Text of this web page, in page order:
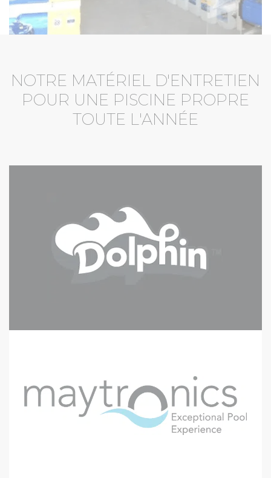
NOTRE MATÉRIEL D'ENTRETIEN
POUR UNE PISCINE PROPRE
TOUTE L'ANNÉE